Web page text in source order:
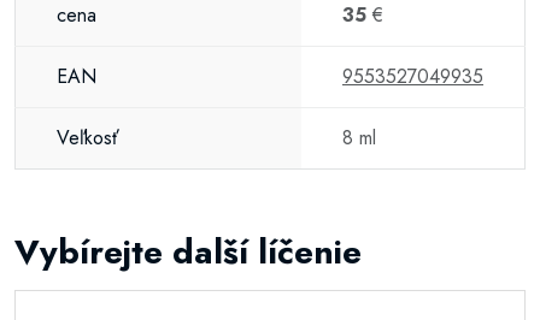
cena 35 €
EAN 9553527049935
Veľkosť 8 ml
Vybírejte další líčenie